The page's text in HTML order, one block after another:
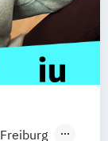
Freiburg